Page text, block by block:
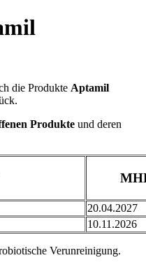
die Produkte Aptamil
Produkte und deren
20.04.2027
10.11.2026
Verunreinigung.